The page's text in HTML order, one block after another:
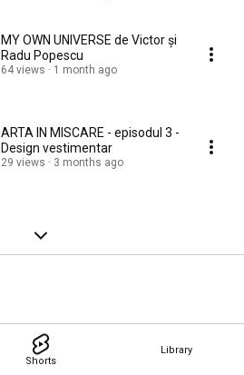
Shorts
Library
MY OWN UNIVERSE de Victor și
Radu Popescu
64 views 1 month ago
ARTA IN MISCARE - episodul 3 -
Design vestimentar
29 views 3 months ago